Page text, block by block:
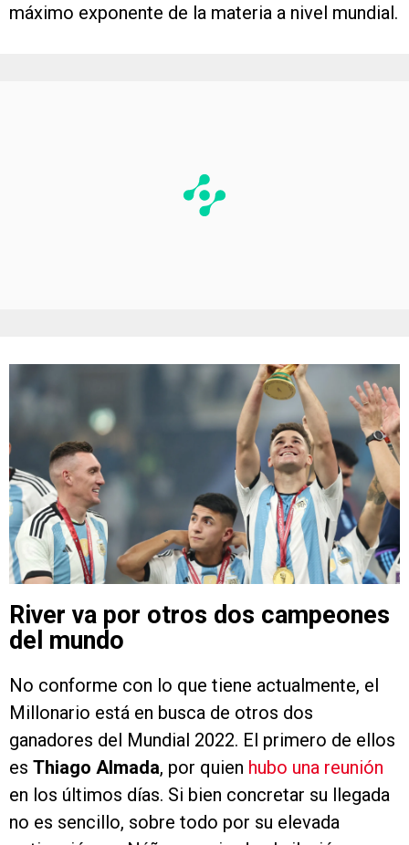
máximo exponente de la materia a nivel mundial.
River va por otros dos campeones
del mundo
No conforme con lo que tiene actualmente, el
Millonario está en busca de otros dos
ganadores del Mundial 2022. El primero de ellos
es Thiago Almada, por quien hubo una reunión
en los últimos días. Si bien concretar su llegada
no es sencillo, sobre todo por su elevada